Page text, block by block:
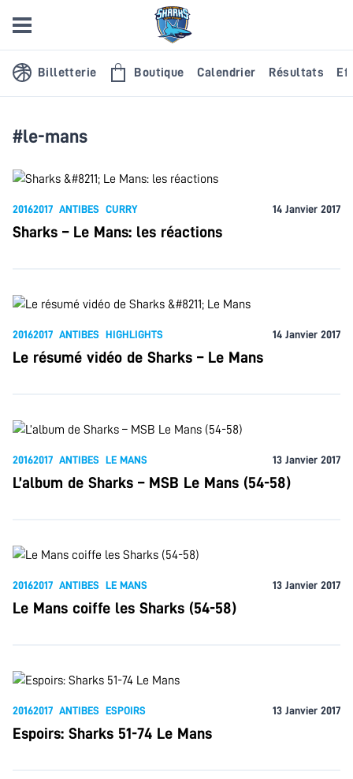
Billetterie Boutique Calendrier Résultats
#le-mans
20162017 ANTIBES CURRY 14 Janvier 2017
Sharks – Le Mans: les réactions
20162017 ANTIBES HIGHLIGHTS 14 Janvier 2017
Le résumé vidéo de Sharks – Le Mans
20162017 ANTIBES LE MANS 13 Janvier 2017
L’album de Sharks – MSB Le Mans (54-58)
20162017 ANTIBES LE MANS 13 Janvier 2017
Le Mans coiffe les Sharks (54-58)
20162017 ANTIBES ESPOIRS 13 Janvier 2017
Espoirs: Sharks 51-74 Le Mans